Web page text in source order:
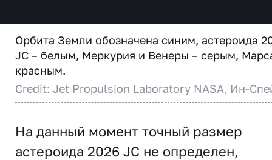
Орбита Земли обозначена синим, астероида
JC – белым, Меркурия и Венеры – серым,
красным.
Credit: Jet Propulsion Laboratory NASA, Ин-
На данный момент точный размер
астероида 2026 JC не определен,